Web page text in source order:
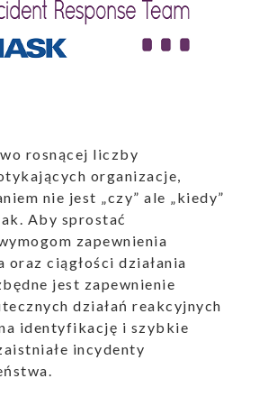
rosnącej liczby
organizacje,
nie jest „czy” ale „kiedy”
Aby sprostać
zapewnienia
oraz ciągłości działania
jest zapewnienie
działań reakcyjnych
identyfikację i szybkie
incydenty